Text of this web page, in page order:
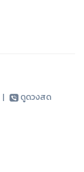
| ดูดวงสด